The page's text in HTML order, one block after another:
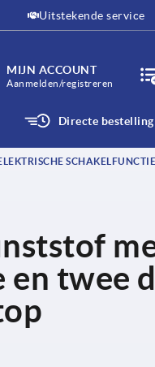
Uitstekende service
MIJN ACCOUNT
Aanmelden/registreren
Directe bestelling
en twee